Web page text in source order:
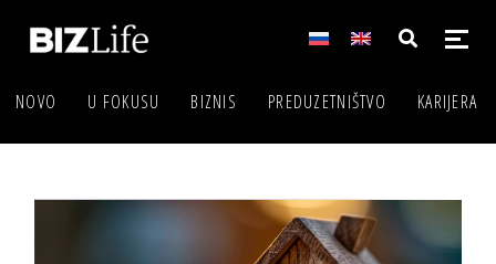
NOVO U FOKUSU BIZNIS PREDUZETNIŠTVO KARIJERA